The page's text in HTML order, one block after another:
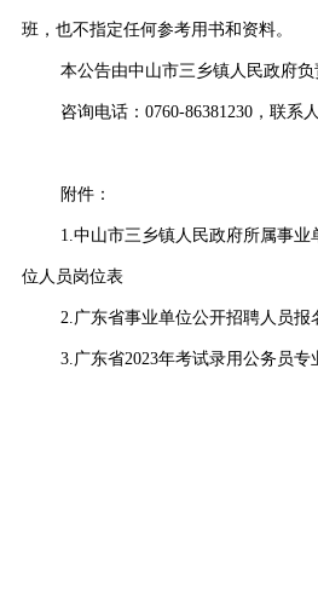
班，也不指定任何参考用书和资料。
本公告由中山市三乡镇人民政府负
咨询电话：0760-86381230，联系
附件：
1.中山市三乡镇人民政府所属事业
位人员岗位表
2.广东省事业单位公开招聘人员报
3.广东省2023年考试录用公务员专